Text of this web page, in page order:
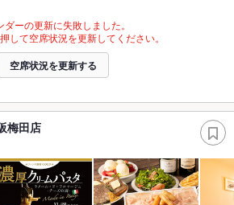
ダーの更新に失敗しました。
して空席状況を更新してください。
空席状況を更新する
梅田店